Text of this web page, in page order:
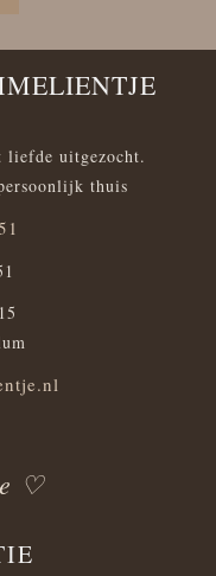
liefde uitgezocht.
thuis
♡